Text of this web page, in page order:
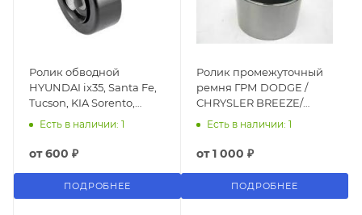
Ролик обводной
HYUNDAI ix35, Santa Fe,
Tucson, KIA Sorento,
Sportage 2.0-2.5 CRDI
Есть в наличии: 1
от600 ₽
ПОДРОБНЕЕ
Ролик промежуточный
ремня ГРМ DODGE /
CHRYSLER BREEZE/
STRATUS/ CIRRUS 1997-
Есть в наличии: 1
от1 000 ₽
ПОДРОБНЕЕ